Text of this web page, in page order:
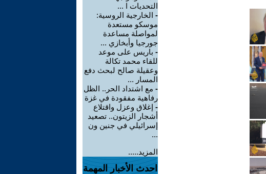
التحديات ا ...
- الخارجية الروسية:
موسكو مستعدة
لمواصلة مساعدة
جورجيا وأبخازي ...
- باريس على موعد
للقاء محمد تكالة
وعقيلة صالح لبحث دفع
المسار ...
- مع اشتداد الحر.. الظل
رفاهية مفقودة في غزة
- إغلاق وعزل واقتلاع
أشجار الزيتون.. تصعيد
إسرائيلي في جنين ون
...
المزيد.....
احدث الأخبار المهمة